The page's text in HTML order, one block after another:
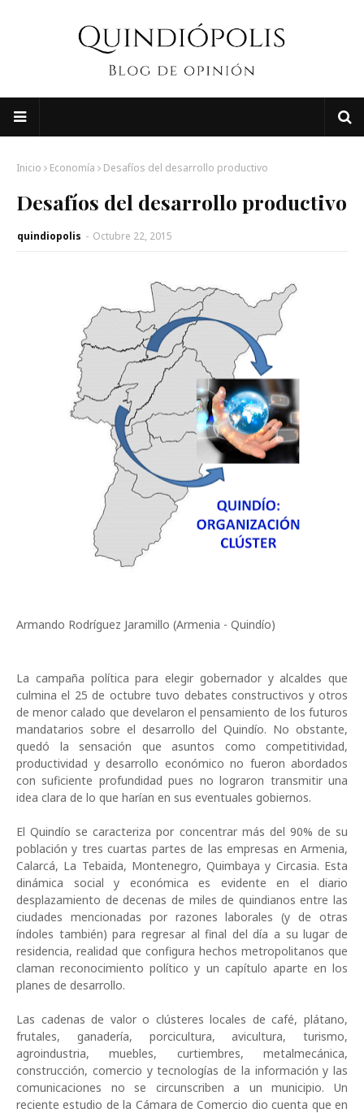
Inicio Economía Desafíos del desarrollo productivo
Desafíos del desarrollo productivo
quindiopolis - Octubre 22, 2015
Armando Rodríguez Jaramillo (Armenia - Quindío)
La campaña política para elegir gobernador y alcaldes que
culmina el 25 de octubre tuvo debates constructivos y otros
de menor calado que develaron el pensamiento de los futuros
mandatarios sobre el desarrollo del Quindío. No obstante,
quedó la sensación que asuntos como competitividad,
productividad y desarrollo económico no fueron abordados
con suficiente profundidad pues no lograron transmitir una
idea clara de lo que harían en sus eventuales gobiernos.
El Quindío se caracteriza por concentrar más del 90% de su
población y tres cuartas partes de las empresas en Armenia,
Calarcá, La Tebaida, Montenegro, Quimbaya y Circasia. Esta
dinámica social y económica es evidente en el diario
desplazamiento de decenas de miles de quindianos entre las
ciudades mencionadas por razones laborales (y de otras
índoles también) para regresar al final del día a su lugar de
residencia, realidad que configura hechos metropolitanos que
claman reconocimiento político y un capítulo aparte en los
planes de desarrollo.
Las cadenas de valor o clústeres locales de café, plátano,
frutales, ganadería, porcicultura, avicultura, turismo,
agroindustria, muebles, curtiembres, metalmecánica,
construcción, comercio y tecnologías de la información y las
comunicaciones no se circunscriben a un municipio. Un
reciente estudio de la Cámara de Comercio dio cuenta que en